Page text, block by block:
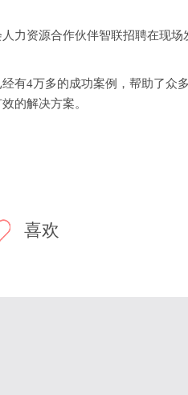
资源合作伙伴智联招聘在现场
4万多的成功案例，帮助了众
的解决方案。
喜欢